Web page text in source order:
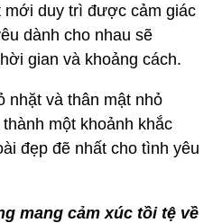
duy trì được cảm giác
dành cho nhau sẽ
gian và khoảng cách.
nhặt và thân mật nhỏ
một khoảnh khắc
đẹp đẽ nhất cho tình yêu
mang cảm xúc tồi tệ về